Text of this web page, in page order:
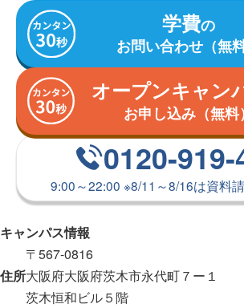
学費の
お問い合わせ（無料
オープンキャン
お申し込み（無料）
0120-919-
9:00～22:00 ※8/11～8/16は資料
キャンパス情報
住所
〒567-0816
大阪府大阪府茨木市永代町７ー１
茨木恒和ビル５階